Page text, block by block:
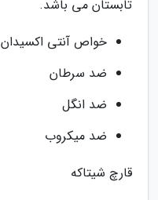
تابستان می باشد.
خواص آنتی اکسیدان
ضد سرطان
ضد انگل
ضد میکروب
قارچ شیتاکه